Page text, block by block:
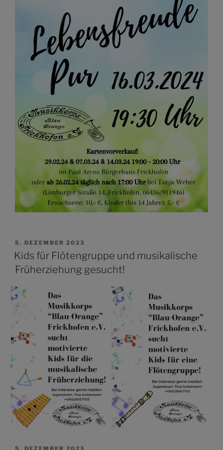
VERÖFFENTLICHT
AM
5. DEZEMBER 2023
Kids für Flötengruppe und musikalische
Früherziehung gesucht!
VERÖFFENTLICHT
5. DEZEMBER 2023